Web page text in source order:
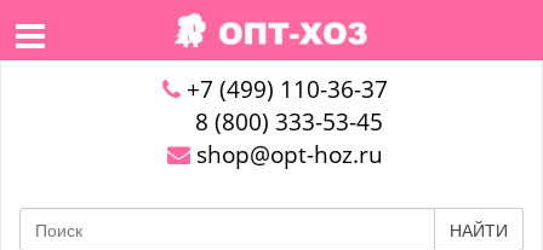
+7 (499) 110-36-37
8 (800) 333-53-45
shop@opt-hoz.ru
НАЙТИ